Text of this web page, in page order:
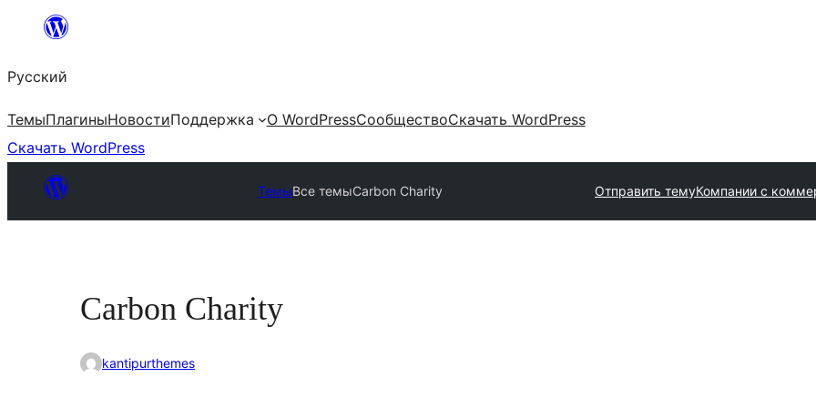
Перейти
содержимому
Русский
ТемыПлагиныНовостиПоддержка О WordPressСообществоСкачать WordPress
Скачать WordPress
ТемыВсе темыCarbon Charity Отправить темуКомпании с
Carbon Charity
kantipurthemes